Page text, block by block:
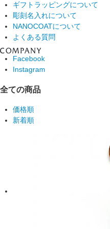
ギフトラッピングについて
彫刻名入れについて
NANOCOATについて
よくある質問
Facebook
Instagram
全ての商品
価格順
新着順